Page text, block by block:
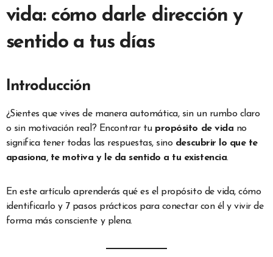
vida: cómo darle dirección y
sentido a tus días
Introducción
¿Sientes que vives de manera automática, sin un rumbo claro
o sin motivación real? Encontrar tu propósito de vida no
significa tener todas las respuestas, sino descubrir lo que te
apasiona, te motiva y le da sentido a tu existencia.
En este artículo aprenderás qué es el propósito de vida, cómo
identificarlo y 7 pasos prácticos para conectar con él y vivir de
forma más consciente y plena.